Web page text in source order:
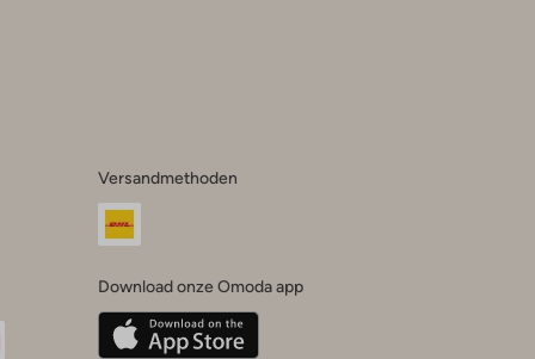
Versandmethoden
Download onze Omoda app